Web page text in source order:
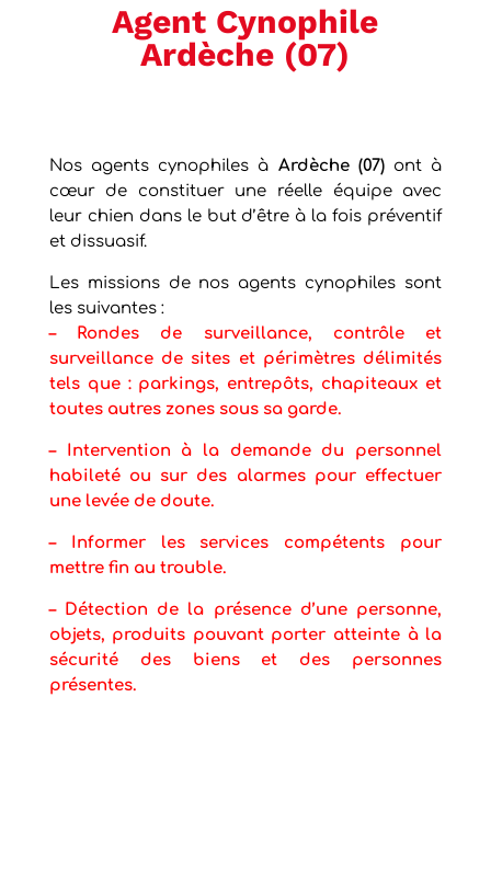
Agent Cynophile
Ardèche (07)
Nos agents cynophiles à Ardèche (07)ont à
cœur de constituer une réelle équipe avec
leur chien dans le but d’être à la fois préventif
et dissuasif.
Les missions de nos agents cynophiles sont
les suivantes :
– Rondes de surveillance, contrôle et
surveillance de sites et périmètres délimités
tels que : parkings, entrepôts, chapiteaux et
toutes autres zones sous sa garde.
– Intervention à la demande du personnel
habileté ou sur des alarmes pour effectuer
une levée de doute.
– Informer les services compétents pour
mettre fin au trouble.
– Détection de la présence d’une personne,
objets, produits pouvant porter atteinte à la
sécurité des biens et des personnes
présentes.